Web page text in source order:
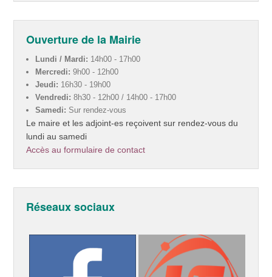
Ouverture de la Mairie
Lundi / Mardi: 14h00 - 17h00
Mercredi: 9h00 - 12h00
Jeudi: 16h30 - 19h00
Vendredi: 8h30 - 12h00 / 14h00 - 17h00
Samedi: Sur rendez-vous
Le maire et les adjoint-es reçoivent sur rendez-vous du
lundi au samedi
Accès au formulaire de contact
Réseaux sociaux